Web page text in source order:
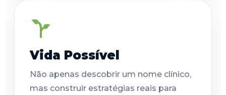
Vida Possível
Não apenas descobrir um nome clínico,
mas construir estratégias reais para